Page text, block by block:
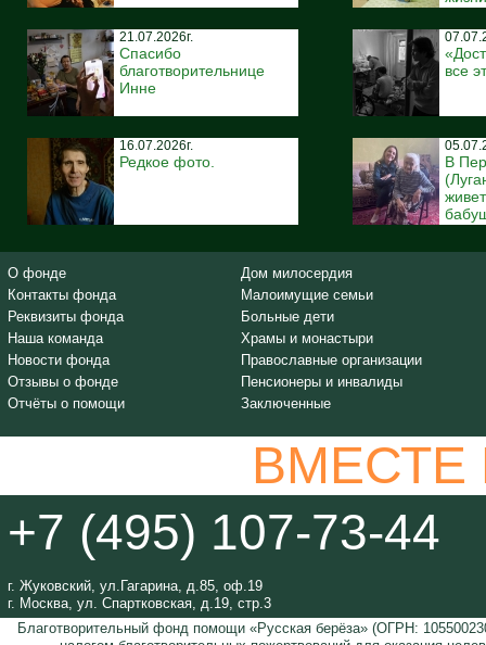
21.07.2026г.
Спасибо
благотворительнице
Инне
16.07.2026г.
Редкое фото.
все
В
О фонде
Контакты фонда
Реквизиты фонда
Наша команда
Новости фонда
Отзывы о фонде
Отчёты о помощи
Дом милосердия
Малоимущие семьи
Больные дети
Храмы и монастыри
Православные организации
Пенсионеры и инвалиды
Заключенные
+7 (495) 107-73-44
г. Жуковский, ул.Гагарина, д.85, оф.19
г. Москва, ул. Спартковская, д.19, стр.3
Благотворительный фонд помощи «Русская берёза» (ОГРН: